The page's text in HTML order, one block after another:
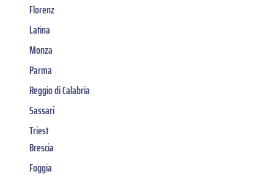
Florenz
Latina
Monza
Parma
Reggio di Calabria
Sassari
Triest
Brescia
Foggia